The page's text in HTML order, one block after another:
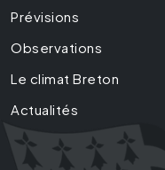
Prévisions
Observations
Le climat Breton
Actualités